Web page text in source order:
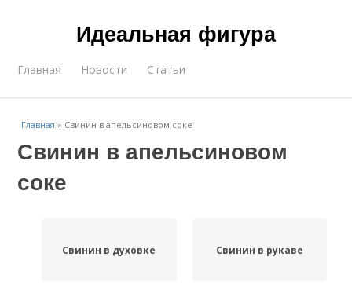
Идеальная фигура
Главная Новости Статьи
Главная » Свинин в апельсиновом соке
Свинин в апельсиновом
соке
Свинин в духовке Свинин в рукаве